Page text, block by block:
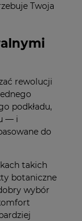
Twoja
rewolucji
podkładu,
— i
do
takich
botaniczne
wybór